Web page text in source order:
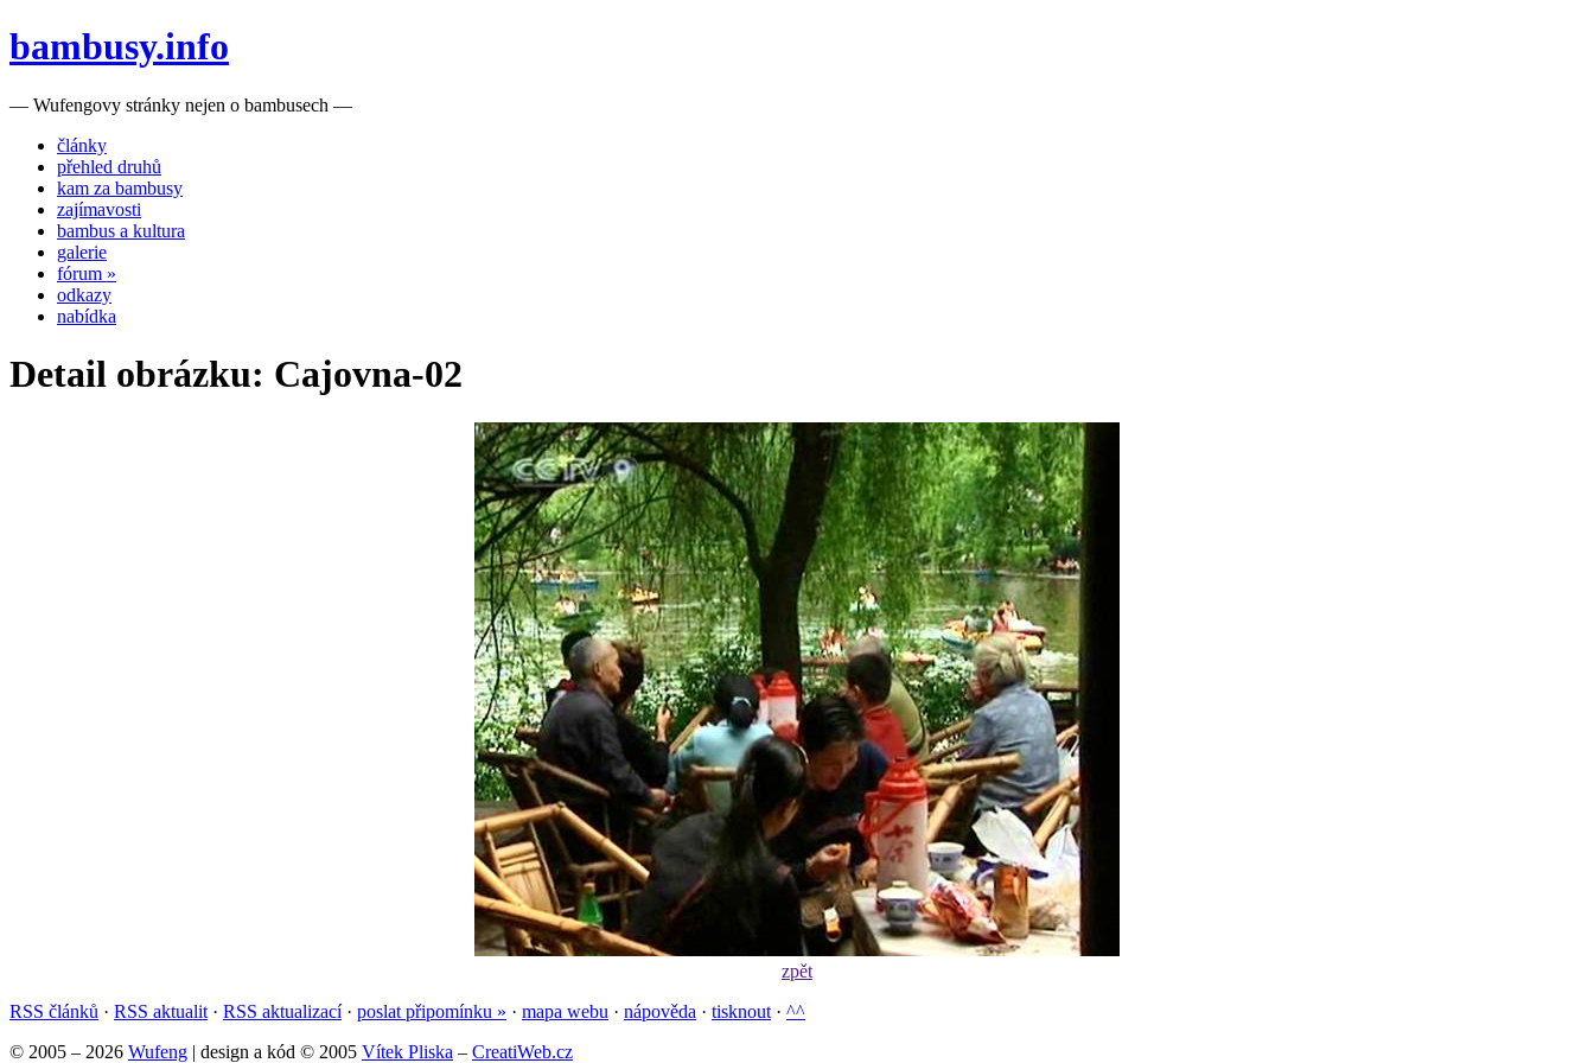
bambusy.info
— Wufengovy stránky nejen o bambusech —
články
přehled druhů
kam za bambusy
zajímavosti
bambus a kultura
galerie
fórum »
odkazy
nabídka
Detail obrázku: Cajovna-02
zpět
RSS článků · RSS aktualit · RSS aktualizací· poslat připomínku » · mapa webu · nápověda · tisknout · ^^
© 2005 – 2026 Wufeng | design a kód © 2005 Vítek Pliska – CreatiWeb.cz